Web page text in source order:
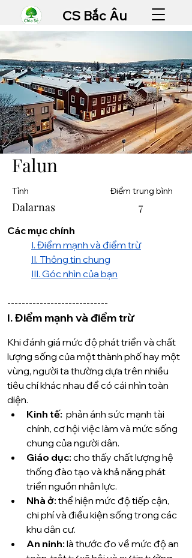
CS Bắc Âu
Falun
Tỉnh Điểm trung bình
Dalarnas 7
Các mục chính
I. Điểm mạnh và điểm trừ
II. Thông tin chung
III. Góc nhìn của bạn
----------------------------
I. Điểm mạnh và điểm trừ
Khi đánh giá mức độ phát triển và chất
lượng sống của một thành phố hay một
vùng, người ta thường dựa trên nhiều
tiêu chí khác nhau để có cái nhìn toàn
diện.
Kinh tế: phản ánh sức mạnh tài
chính, cơ hội việc làm và mức sống
chung của người dân.
Giáo dục: cho thấy chất lượng hệ
thống đào tạo và khả năng phát
triển nguồn nhân lực.
Nhà ở: thể hiện mức độ tiếp cận,
chi phí và điều kiện sống trong các
khu dân cư.
An ninh: là thước đo về mức độ an